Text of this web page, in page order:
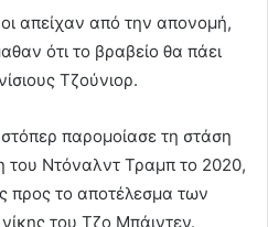
απείχαν από την απονομή,
ότι το βραβείο θα πάει
Τζούνιορ.
παρομοίασε τη στάση
του Ντόναλντ Τραμπ το 2020,
προς το αποτέλεσμα των
του Τζο Μπάιντεν.